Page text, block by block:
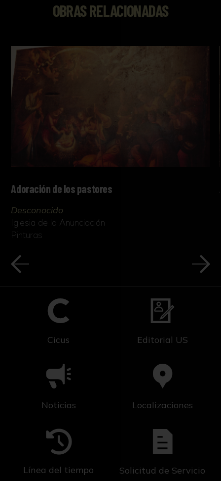
OBRAS RELACIONADAS
Adoración de los pastores
Desconocido
Iglesia de la Anunciación
Pinturas
Cicus Editorial US
Noticias Localizaciones
Línea del tiempo Solicitud de Servicio